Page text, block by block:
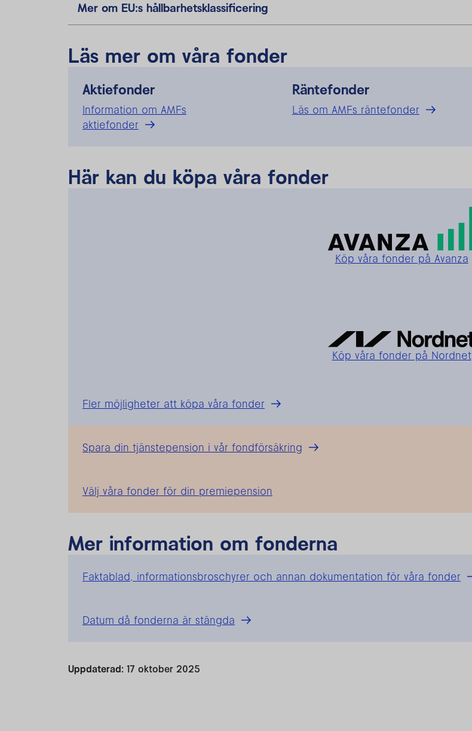
Mer om EU:s hållbarhetsklassificering
Läs mer om våra fonder
Aktiefonder
Information om AMFs
aktiefonder
Räntefonder
Läs om AMFs räntefonder
Här kan du köpa våra fonder
Köp våra fonder på Avanza
Köp våra fonder på Nordnet
Fler möjligheter att köpa våra fonder
Spara din tjänstepension i vår fondförsäkring
Välj våra fonder för din premiepension
Mer information om fonderna
Faktablad, informationsbroschyrer och annan dokumentation för våra fonder
Datum då fonderna är stängda
Uppdaterad: 17 oktober 2025